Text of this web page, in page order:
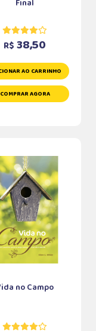
Final
R$ 38,50
AO CARRINHO
COMPRAR AGORA
no Campo